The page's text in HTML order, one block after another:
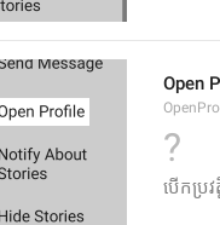
Open
?
បើកប្រវ